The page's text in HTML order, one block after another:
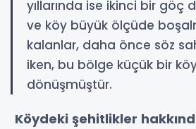
yıllarında ise ikinci bir göç
ve köy büyük ölçüde
kalanlar, daha önce söz
iken, bu bölge küçük bir
dönüşmüştür.
Köydeki şehitlikler